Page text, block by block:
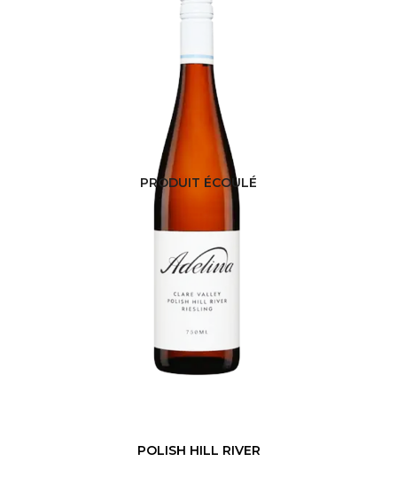
PRODUIT ÉCOULÉ
POLISH HILL RIVER